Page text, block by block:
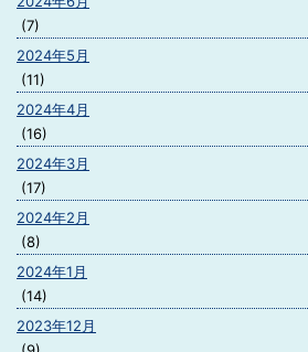
(7)
2024年5月
(11)
2024年4月
(16)
2024年3月
(17)
2024年2月
(8)
2024年1月
(14)
2023年12月